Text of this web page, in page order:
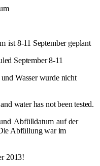
ist 8-11 September geplant
September 8-11
Wasser wurde nicht
water has not been tested.
Abfülldatum auf der
Abfüllung war im
2013!